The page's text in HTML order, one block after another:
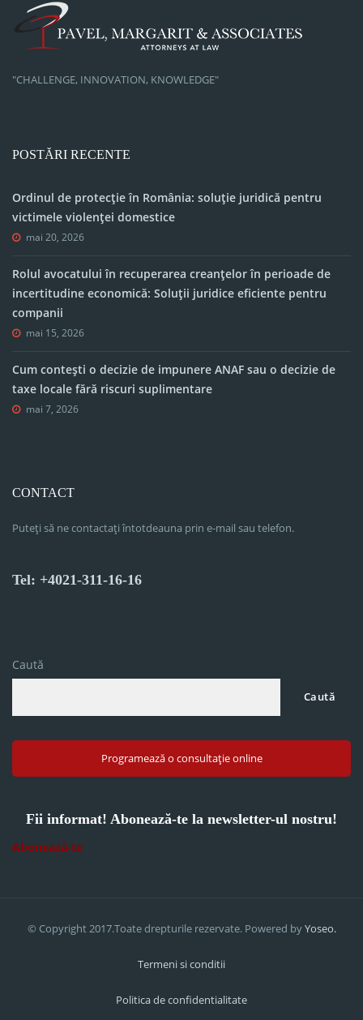
"CHALLENGE, INNOVATION, KNOWLEDGE"
POSTĂRI RECENTE
Ordinul de protecție în România: soluție juridică pentru
victimele violenței domestice
mai 20, 2026
Rolul avocatului în recuperarea creanțelor în perioade de
incertitudine economică: Soluții juridice eficiente pentru
companii
mai 15, 2026
Cum contești o decizie de impunere ANAF sau o decizie de
taxe locale fără riscuri suplimentare
mai 7, 2026
CONTACT
Puteți să ne contactați întotdeauna prin e-mail sau telefon.
Tel: +4021-311-16-16
Caută
Caută
Programează o consultație online
Fii informat! Abonează-te la newsletter-ul nostru!
Abonează-te
© Copyright 2017.Toate drepturile rezervate. Powered byYoseo.
Termeni si conditii
Politica de confidentialitate